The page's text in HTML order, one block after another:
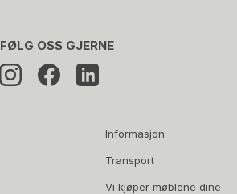
Informasjon
Transport
Vi kjøper møblene dine
FØLG OSS GJERNE